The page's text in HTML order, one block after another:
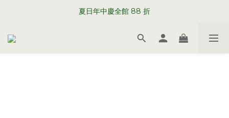
WELCOME TO SABRE PARIS
夏日年中慶全館 88 折
WELCOME TO SABRE PARIS